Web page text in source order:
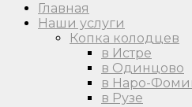
Главная
Наши услуги
Копка колодцев
в Истре
в Одинцово
в Наро-
в Рузе